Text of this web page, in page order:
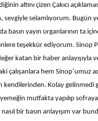
altını çizen Çakıcı
sevgiyle selamlıyorum. Bugün
basın yayın organlarının ta
teşekkür ediyorum. Sinop
katan bir haber
çalışanlara hem Sinop’umuz
kendilerinden. Kolay gelinmedi
mutfakta yapılıp
bir basın anlayışım var